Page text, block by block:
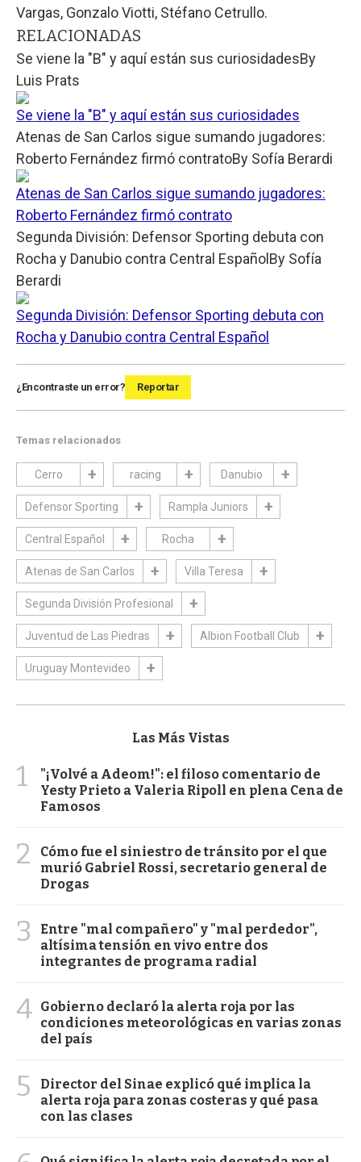
Vargas, Gonzalo Viotti, Stéfano Cetrullo.
RELACIONADAS
Se viene la "B" y aquí están sus curiosidadesBy
Luis Prats
Se viene la "B" y aquí están sus curiosidades
Atenas de San Carlos sigue sumando jugadores:
Roberto Fernández firmó contratoBy Sofía Berardi
Atenas de San Carlos sigue sumando jugadores:
Roberto Fernández firmó contrato
Segunda División: Defensor Sporting debuta con
Rocha y Danubio contra Central Español By Sofía
Berardi
Segunda División: Defensor Sporting debuta con
Rocha y Danubio contra Central Español
¿Encontraste un error? Reportar
Temas relacionados
Cerro racing Danubio
Defensor Sporting Rampla Juniors
Central Español Rocha
Atenas de San Carlos Villa Teresa
Segunda División Profesional
Juventud de Las Piedras Albion Football Club
Uruguay Montevideo
Las Más Vistas
1
"¡Volvé a Adeom!": el filoso comentario de
Yesty Prieto a Valeria Ripoll en plena Cena de
Famosos
2
Cómo fue el siniestro de tránsito por el que
murió Gabriel Rossi, secretario general de
Drogas
3
Entre "mal compañero" y "mal perdedor",
altísima tensión en vivo entre dos
integrantes de programa radial
4 Gobierno declaró la alerta roja por las
condiciones meteorológicas en varias zonas
del país
5
Director del Sinae explicó qué implica la
alerta roja para zonas costeras y qué pasa
con las clases